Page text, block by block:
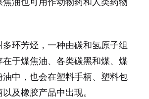
多环芳烃，一种由碳和氢原子组
于煤焦油、各类碳黑和煤、煤
中，也会在塑料手柄、塑料包
及橡胶产品中出现。